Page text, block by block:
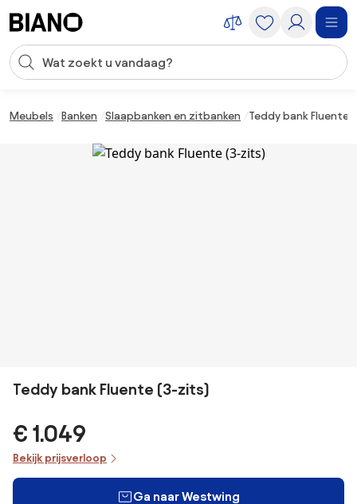
Zoekopdracht invoeren
Meubels Banken Slaapbanken en zitbanken Teddy bank Fluente
Teddy bank Fluente (3-zits)
€ 1.049
Bekijk prijsverloop
Ga naar Westwing